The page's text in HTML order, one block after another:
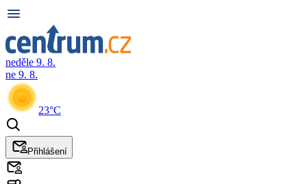
neděle 9. 8.
ne 9. 8.
23°C
Přihlášení